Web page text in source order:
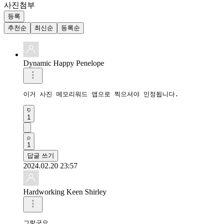
사진첨부
등록
추천순
최신순 등록순
Dynamic Happy Penelope
이거 사진 메모리워드 앱으로 찍으셔야 인정됩니다.
1
1
답글 쓰기
2024.02.20 23:57
Hardworking Keen Shirley